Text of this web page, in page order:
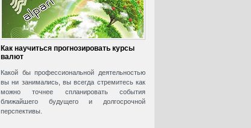
Как научиться прогнозировать курсы
валют
Какой бы профессиональной деятельностью
вы ни занимались, вы всегда стремитесь как
можно точнее спланировать события
ближайшего будущего и долгосрочной
перспективы.